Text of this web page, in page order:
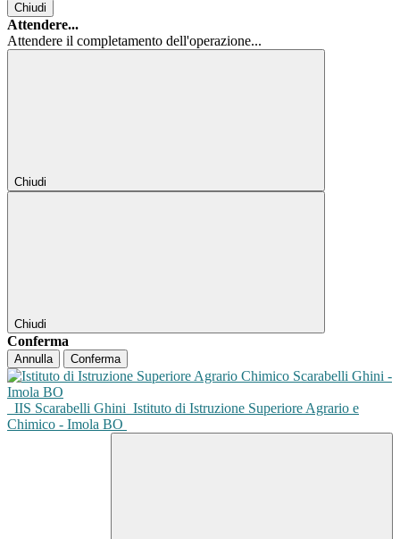
Chiudi
Attendere...
Attendere il completamento dell'operazione...
Chiudi
Chiudi
Conferma
Annulla Conferma
IIS Scarabelli Ghini Istituto di Istruzione Superiore Agrario e
Chimico - Imola BO